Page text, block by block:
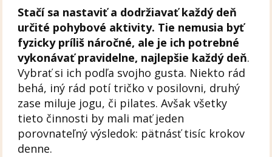
Stačí sa nastaviť a dodržiavať každý deň
určité pohybové aktivity. Tie nemusia byť
fyzicky príliš náročné, ale je ich potrebné
vykonávať pravidelne, najlepšie každý deň.
Vybrať si ich podľa svojho gusta. Niekto rád
behá, iný rád potí tričko v posilovni, druhý
zase miluje jogu, či pilates. Avšak všetky
tieto činnosti by mali mať jeden
porovnateľný výsledok: pätnásť tisíc krokov
denne.